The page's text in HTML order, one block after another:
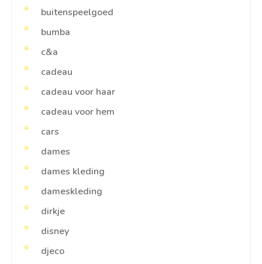
buitenspeelgoed
bumba
c&a
cadeau
cadeau voor haar
cadeau voor hem
cars
dames
dames kleding
dameskleding
dirkje
disney
djeco